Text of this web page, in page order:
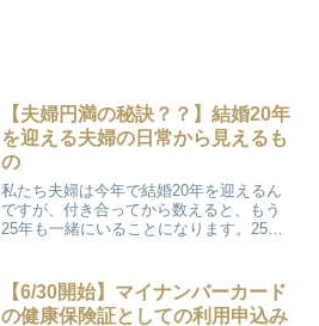
【夫婦円満の秘訣？？】結婚20年
を迎える夫婦の日常から見えるも
の
私たち夫婦は今年で結婚20年を迎えるん
ですが、付き合ってから数えると、もう
25年も一緒にいることになります。25年
にいて、何でそんなに仲がいいの？？」
と思われた方...
【6/30開始】マイナンバーカード
の健康保険証としての利用申込み